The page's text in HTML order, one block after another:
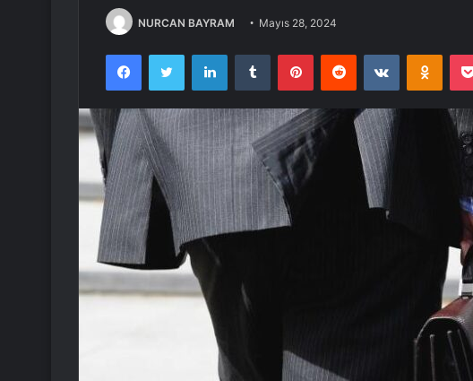
NURCAN BAYRAM Mayıs 28, 2024
FacebookTwitter LinkedInTumblr PinterestReddit VKontakte